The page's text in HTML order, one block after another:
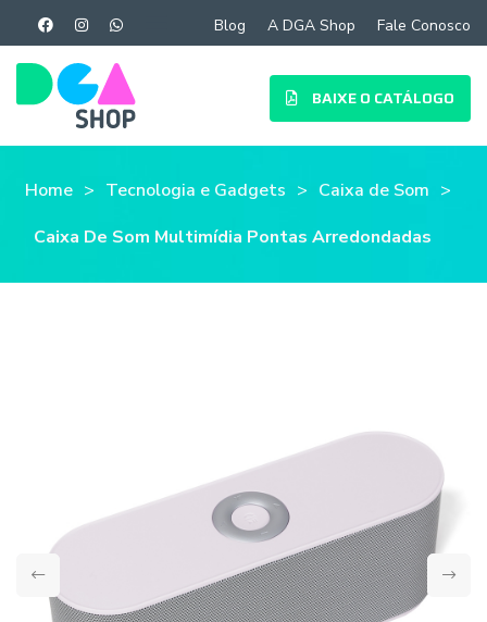
Blog A DGA Shop Fale Conosco
BAIXE O CATÁLOGO
Home Tecnologia e Gadgets
Caixa de Som
Caixa De Som Multimídia Pontas Arredondadas